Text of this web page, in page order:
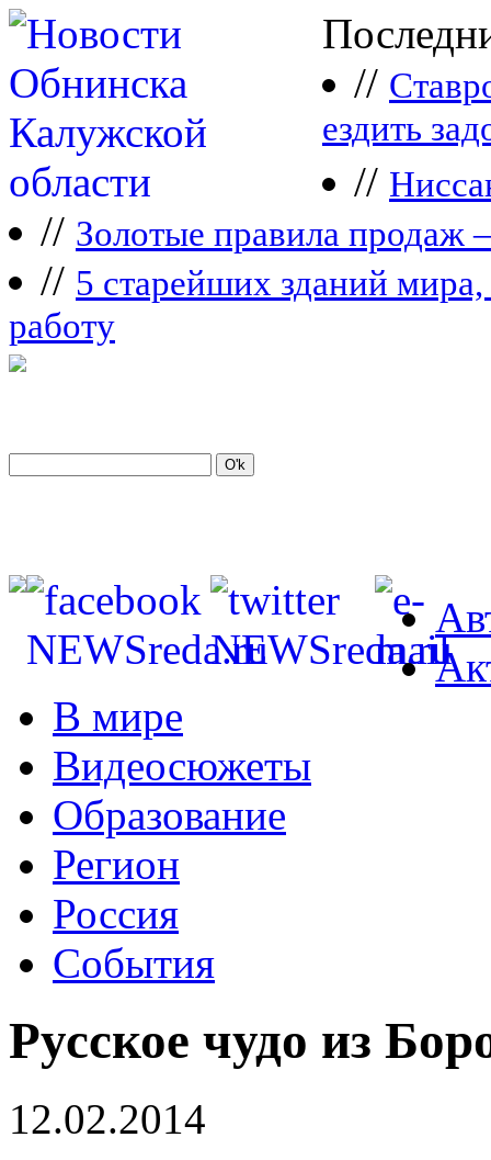
//
ездить
//
// Зoлoтые прaвилa продаж
// 5 старейших зданий мира,
работу
В мире
Видеосюжеты
Образование
Регион
Россия
События
Русское чудо из
12.02.2014